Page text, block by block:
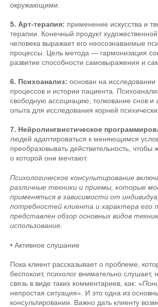
окружающими.
5. Арт-терапия: применение искусства и
терапии. Конечный продукт
человека выражает его неосознаваемые
процессы. Цель метода — гармонизация
развитие способности самовыражения и
6. Психоанализ: основан на исследовании
процессов и истории пациента.
свободную ассоциацию, толкование снов и
опыта для исследования корней
7. Нейролингвистическое
людей адаптироваться к меняющимся
преобразовывать действительность, чтобы
о которой они мечтают.
Психологическое консультирование
различные техники и приемы, которые
применяться в зависимости от
потребностей клиента и характера его
представлен обзор основных видов
использование.
• Активное слушание
Пока клиент рассказывает о проблеме,
беспокоит, психолог внимательно слушает,
связь в виде таких комментариев, как: «
непростая ситуация». И это одна из
консультировании. Важно дать клиенту